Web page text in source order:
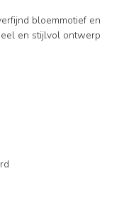
bloemmotief en
en stijlvol ontwerp